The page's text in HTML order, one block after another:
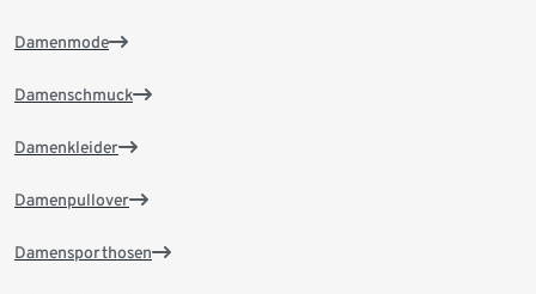
Damenmode
Damenschmuck
Damenkleider
Damenpullover
Damensporthosen